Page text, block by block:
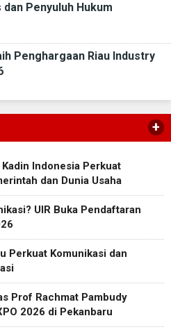
Penyuluh Hukum
Penghargaan Riau Industry
+
Indonesia Perkuat
dan Dunia Usaha
UIR Buka Pendaftaran
Perkuat Komunikasi dan
Prof Rachmat Pambudy
2026 di Pekanbaru